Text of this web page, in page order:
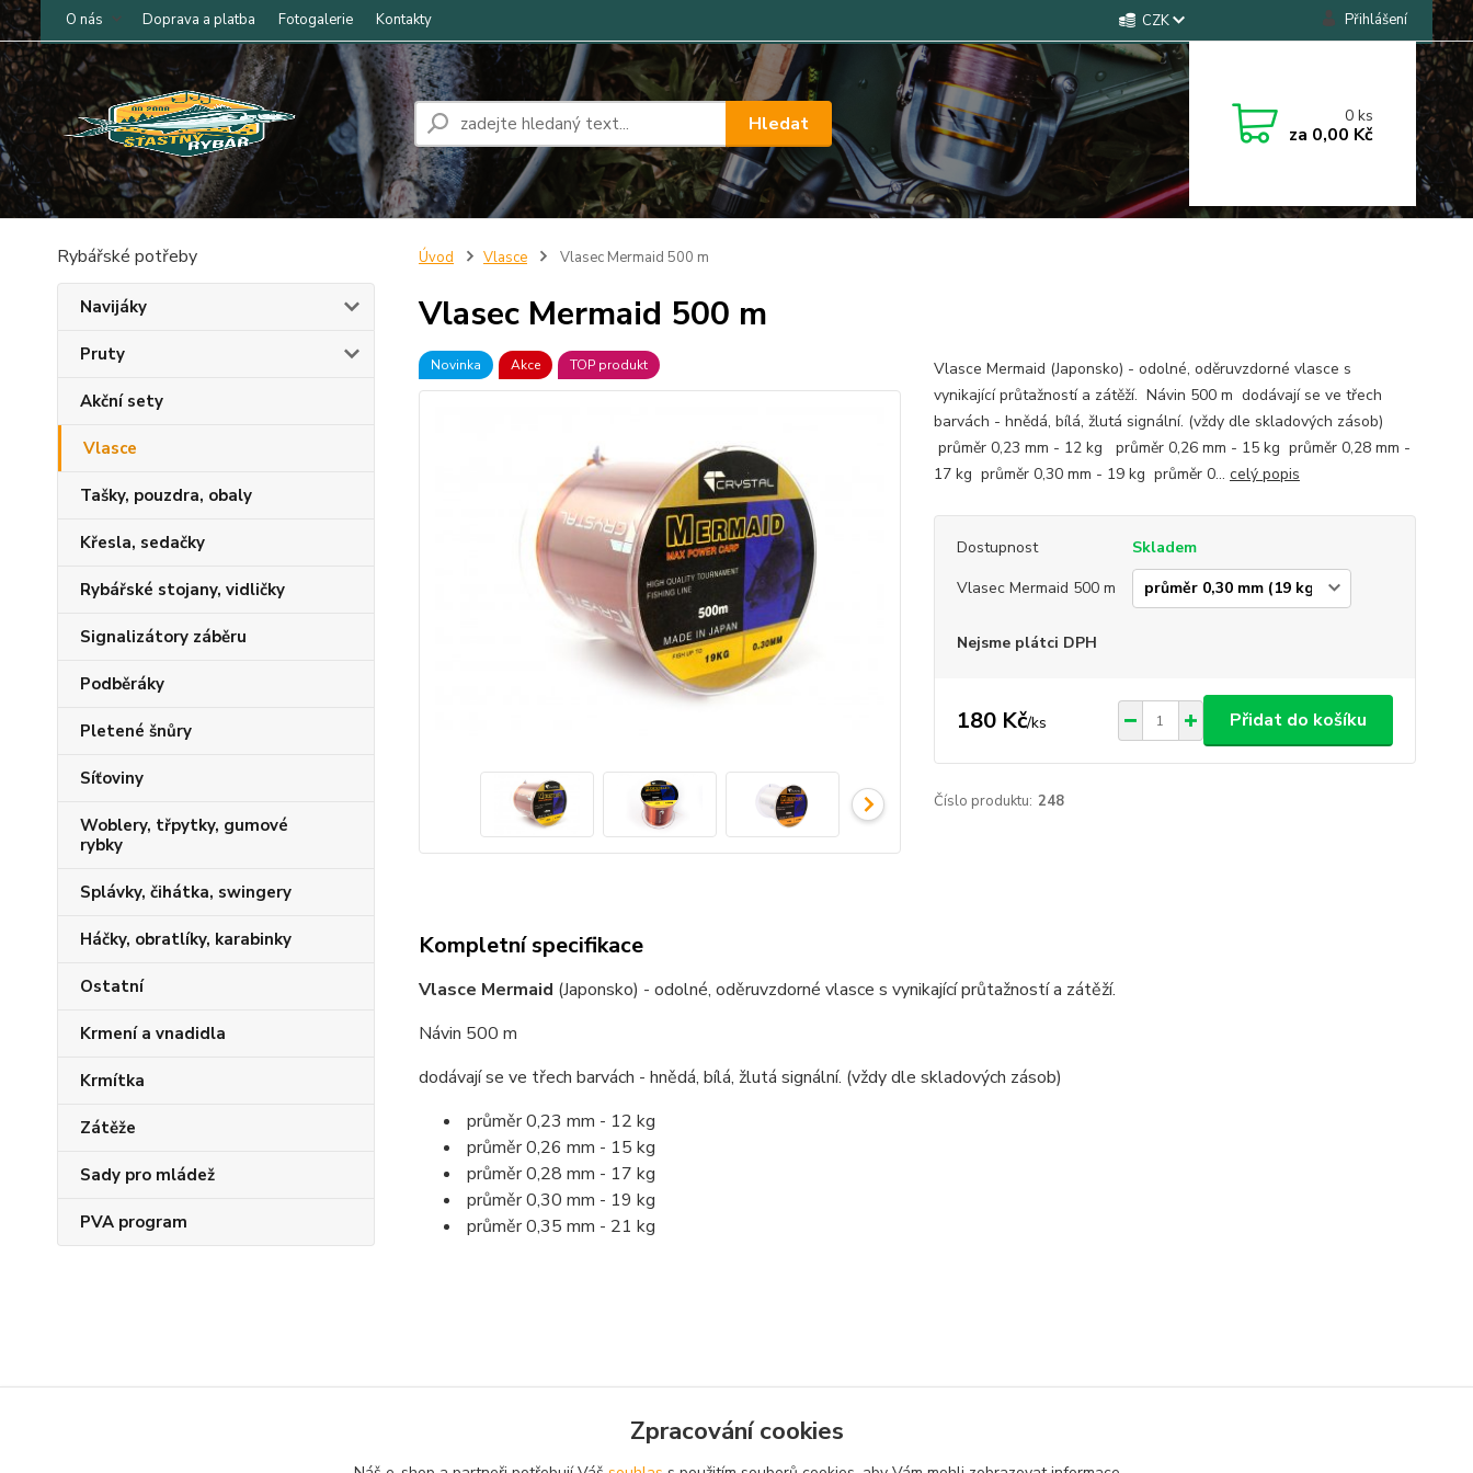
O nás Doprava a platba Fotogalerie Kontakty CZK Přihlášení
Hledat 0ks
za 0,00 Kč
Rybářské potřeby
Navijáky
Pruty
Akční sety
Vlasce
Tašky, pouzdra, obaly
Křesla, sedačky
Rybářské stojany, vidličky
Signalizátory záběru
Podběráky
Pletené šnůry
Síťoviny
Woblery, třpytky, gumové
rybky
Splávky, čihátka, swingery
Háčky, obratlíky, karabinky
Ostatní
Krmení a vnadidla
Krmítka
Zátěže
Sady pro mládež
PVA program
Úvod Vlasce Vlasec Mermaid 500 m
Vlasec Mermaid 500 m
Novinka Akce TOP produkt
Vlasce Mermaid (Japonsko) - odolné, oděruvzdorné vlasce s
vynikající průtažností a zátěží. Návin 500 m dodávají se ve třech
barvách - hnědá, bílá, žlutá signální. (vždy dle skladových zásob)
průměr 0,23 mm - 12 kg průměr 0,26 mm - 15 kg průměr 0,28 mm -
17 kg průměr 0,30 mm - 19 kg průměr 0... celý popis
Dostupnost
Skladem
Vlasec Mermaid 500 m
Nejsme plátci DPH
180 Kč/ks Přidat do košíku
Číslo produktu: 248
Kompletní specifikace
Vlasce Mermaid (Japonsko) - odolné, oděruvzdorné vlasce s vynikající průtažností a zátěží.
Návin 500 m
dodávají se ve třech barvách - hnědá, bílá, žlutá signální. (vždy dle skladových zásob)
průměr 0,23 mm - 12 kg
průměr 0,26 mm - 15 kg
průměr 0,28 mm - 17 kg
průměr 0,30 mm - 19 kg
průměr 0,35 mm - 21 kg
Zboží zařazeno v kategoriíchZpracování cookies